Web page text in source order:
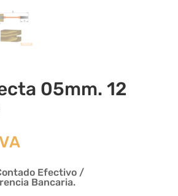
05mm. 12
Efectivo /
Bancaria.